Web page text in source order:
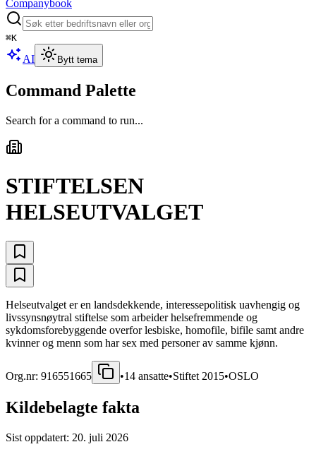
Companybook
⌘K
AI Bytt tema
Command Palette
Search for a command to run...
STIFTELSEN
HELSEUTVALGET
Helseutvalget er en landsdekkende, interessepolitisk uavhengig og
livssynsnøytral stiftelse som arbeider helsefremmende og
sykdomsforebyggende overfor lesbiske, homofile, bifile samt andre
kvinner og menn som har sex med personer av samme kjønn.
Org.nr: 916551665 •14 ansatte•Stiftet 2015•OSLO
Kildebelagte fakta
Sist oppdatert: 20. juli 2026